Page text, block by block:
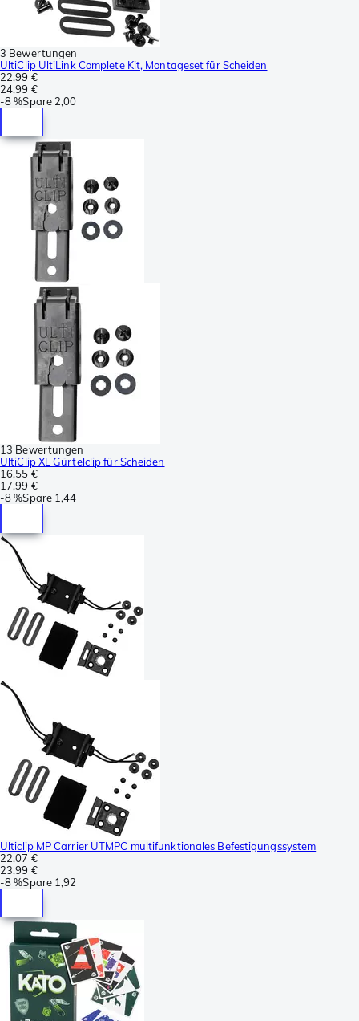
3 Bewertungen
UltiClip UltiLink Complete Kit, Montageset für Scheiden
22,99 €
24,99 €
-8 %Spare 2,00
13 Bewertungen
UltiClip XL Gürtelclip für Scheiden
16,55 €
17,99 €
-8 %Spare 1,44
Ulticlip MP Carrier UTMPC multifunktionales Befestigungssystem
22,07 €
23,99 €
-8 %Spare 1,92